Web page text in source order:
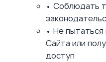
• Соблюдать
• Не пытаться
Сайта или
доступ